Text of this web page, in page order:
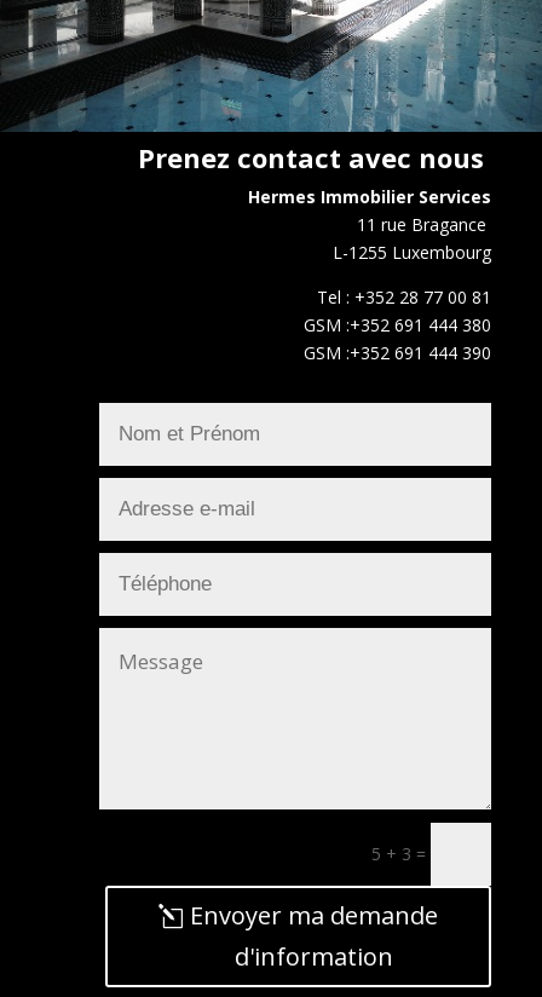
Prenez contact avec nous
Hermes Immobilier Services
11 rue Bragance
L-1255 Luxembourg
Tel : +352 28 77 00 81
GSM :+352 691 444 380
GSM :+352 691 444 390
5 + 3 =
Envoyer ma demande
d'information